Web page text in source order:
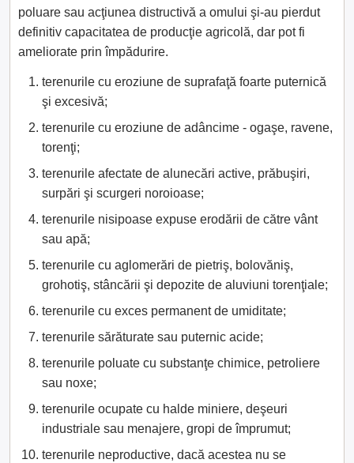
poluare sau acţiunea distructivă a omului şi-au pierdut
definitiv capacitatea de producţie agricolă, dar pot fi
ameliorate prin împădurire.
terenurile cu eroziune de suprafaţă foarte puternică
şi excesivă;
terenurile cu eroziune de adâncime - ogaşe, ravene,
torenţi;
terenurile afectate de alunecări active, prăbuşiri,
surpări şi scurgeri noroioase;
terenurile nisipoase expuse erodării de către vânt
sau apă;
terenurile cu aglomerări de pietriş, bolovăniş,
grohotiş, stâncării şi depozite de aluviuni torenţiale;
terenurile cu exces permanent de umiditate;
terenurile sărăturate sau puternic acide;
terenurile poluate cu substanţe chimice, petroliere
sau noxe;
terenurile ocupate cu halde miniere, deşeuri
industriale sau menajere, gropi de împrumut;
terenurile neproductive, dacă acestea nu se